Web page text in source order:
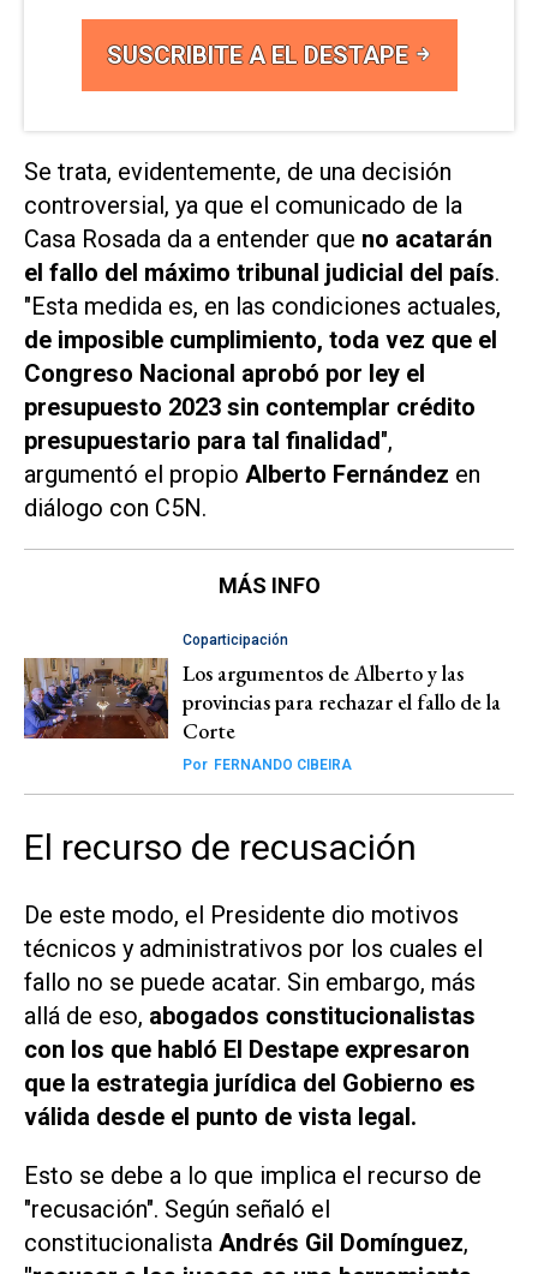
SUSCRIBITE A EL DESTAPE
Se trata, evidentemente, de una decisión
controversial, ya que el comunicado de la
Casa Rosada da a entender que no acatarán
el fallo del máximo tribunal judicial del país.
"Esta medida es, en las condiciones actuales,
de imposible cumplimiento, toda vez que el
Congreso Nacional aprobó por ley el
presupuesto 2023 sin contemplar crédito
presupuestario para tal finalidad",
argumentó el propio Alberto Fernández en
diálogo con C5N.
MÁS INFO
Coparticipación
Los argumentos de Alberto y las
provincias para rechazar el fallo de la
Corte
Por FERNANDO CIBEIRA
El recurso de recusación
De este modo, el Presidente dio motivos
técnicos y administrativos por los cuales el
fallo no se puede acatar. Sin embargo, más
allá de eso, abogados constitucionalistas
con los que habló El Destape expresaron
que la estrategia jurídica del Gobierno es
válida desde el punto de vista legal.
Esto se debe a lo que implica el recurso de
"recusación". Según señaló el
constitucionalista Andrés Gil Domínguez,